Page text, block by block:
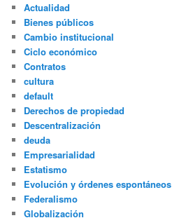
Actualidad
Bienes públicos
Cambio institucional
Ciclo económico
Contratos
cultura
default
Derechos de propiedad
Descentralización
deuda
Empresarialidad
Estatismo
Evolución y órdenes espontáneos
Federalismo
Globalización